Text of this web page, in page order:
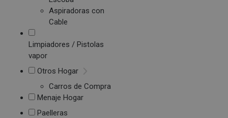
Aspiradoras con
Cable
Limpiadores / Pistolas
vapor
Otros Hogar
Carros de Compra
Menaje Hogar
Paelleras